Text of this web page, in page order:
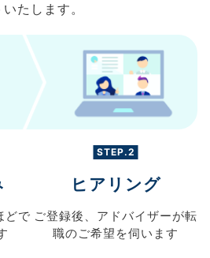
たします。
どで
STEP.2
ヒアリング
ご登録後、 アドバイザーが転
職のご希望を伺います